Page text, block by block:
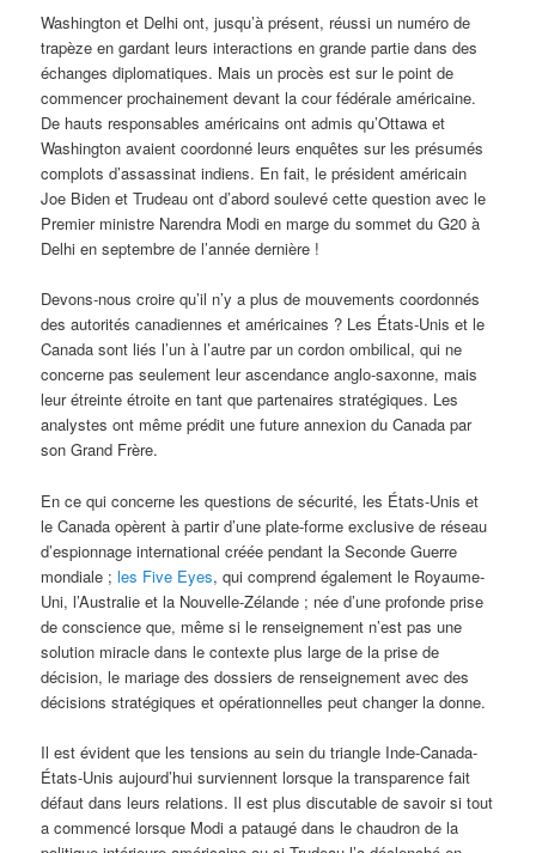
Washington et Delhi ont, jusqu’à présent, réussi un numéro de
trapèze en gardant leurs interactions en grande partie dans des
échanges diplomatiques. Mais un procès est sur le point de
commencer prochainement devant la cour fédérale américaine.
De hauts responsables américains ont admis qu’Ottawa et
Washington avaient coordonné leurs enquêtes sur les présumés
complots d’assassinat indiens. En fait, le président américain
Joe Biden et Trudeau ont d’abord soulevé cette question avec le
Premier ministre Narendra Modi en marge du sommet du G20 à
Delhi en septembre de l’année dernière !
Devons-nous croire qu’il n’y a plus de mouvements coordonnés
des autorités canadiennes et américaines ? Les États-Unis et le
Canada sont liés l’un à l’autre par un cordon ombilical, qui ne
concerne pas seulement leur ascendance anglo-saxonne, mais
leur étreinte étroite en tant que partenaires stratégiques. Les
analystes ont même prédit une future annexion du Canada par
son Grand Frère.
En ce qui concerne les questions de sécurité, les États-Unis et
le Canada opèrent à partir d’une plate-forme exclusive de réseau
d’espionnage international créée pendant la Seconde Guerre
mondiale ; les Five Eyes, qui comprend également le Royaume-
Uni, l’Australie et la Nouvelle-Zélande ; née d’une profonde prise
de conscience que, même si le renseignement n’est pas une
solution miracle dans le contexte plus large de la prise de
décision, le mariage des dossiers de renseignement avec des
décisions stratégiques et opérationnelles peut changer la donne.
Il est évident que les tensions au sein du triangle Inde-Canada-
États-Unis aujourd’hui surviennent lorsque la transparence fait
défaut dans leurs relations. Il est plus discutable de savoir si tout
a commencé lorsque Modi a pataugé dans le chaudron de la